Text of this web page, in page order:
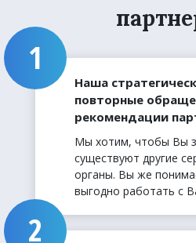
Наша
повторные
рекомендации
Мы хотим, чтобы Вы
существуют другие
органы. Вы же
выгодно работать с